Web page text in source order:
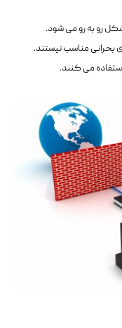
بحرانی مناسب نیستند.
می کنند.